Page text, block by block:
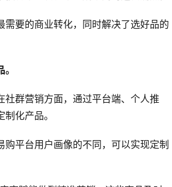
要的商业转化，同时解决了选好品的
群营销方面，通过平台端、个人推
化产品。
平台用户画像的不同，可以实现定制